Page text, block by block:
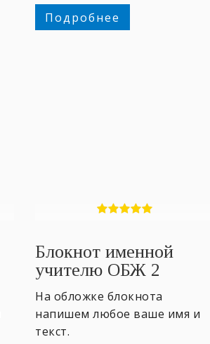
Подробнее
Блокнот именной
учителю ОБЖ 2
На обложке блокнота
напишем любое ваше имя и
текст.